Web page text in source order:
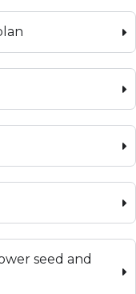
seed and